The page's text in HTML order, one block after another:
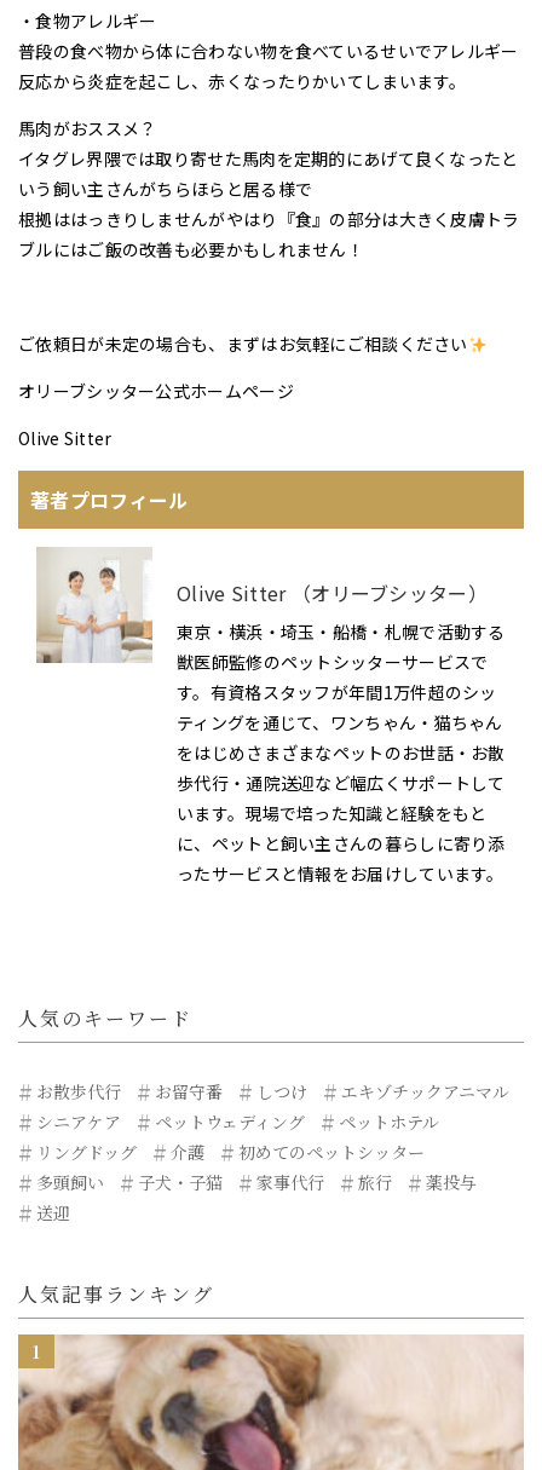
・食物アレルギー
普段の食べ物から体に合わない物を食べているせいでアレルギー
反応から炎症を起こし、赤くなったりかいてしまいます。
馬肉がおススメ？
イタグレ界隈では取り寄せた馬肉を定期的にあげて良くなったと
いう飼い主さんがちらほらと居る様で
根拠ははっきりしませんがやはり『食』の部分は大きく皮膚トラ
ブルにはご飯の改善も必要かもしれません！
ご依頼日が未定の場合も、まずはお気軽にご相談ください
オリーブシッター公式ホームページ
Olive Sitter
著者プロフィール
Olive Sitter （オリーブシッター）
東京・横浜・埼玉・船橋・札幌で活動する
獣医師監修のペットシッターサービスで
す。有資格スタッフが年間1万件超のシッ
ティングを通じて、ワンちゃん・猫ちゃん
をはじめさまざまなペットのお世話・お散
歩代行・通院送迎など幅広くサポートして
います。現場で培った知識と経験をもと
に、ペットと飼い主さんの暮らしに寄り添
ったサービスと情報をお届けしています。
人気のキーワード
お散歩代行 お留守番 しつけ
エキゾチックアニマル
シニアケア
ペットウェディング
ペットホテル
リングドッグ
介護
初めてのペットシッター
多頭飼い
子犬・子猫 家事代行 旅行
薬投与
送迎
人気記事ランキング